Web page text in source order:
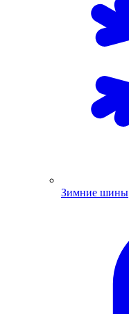
Зимние шины